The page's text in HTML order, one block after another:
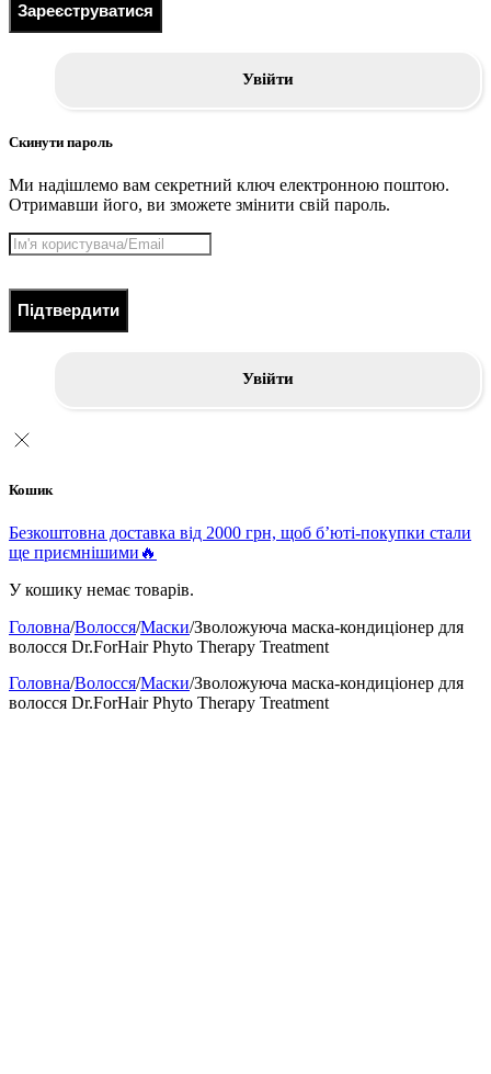
Зареєструватися
Увійти
Скинути пароль
Ми надішлемо вам секретний ключ електронною поштою.
Отримавши його, ви зможете змінити свій пароль.
Підтвердити
Увійти
Кошик
Безкоштовна доставка від 2000 грн, щоб б’юті-покупки стали
ще приємнішими🔥
У кошику немає товарів.
Головна/Волосся/Маски/Зволожуюча маска-кондиціонер для
волосся Dr.ForHair Phyto Therapy Treatment
Головна/Волосся/Маски/Зволожуюча маска-кондиціонер для
волосся Dr.ForHair Phyto Therapy Treatment